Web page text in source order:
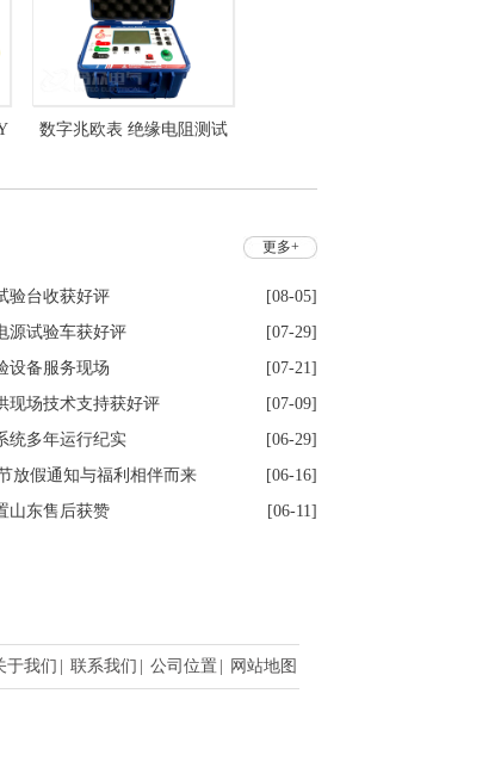
数字兆欧表 绝缘电阻测试
更多+
[08-05]
验台收获好评
[07-29]
源试验车获好评
[07-21]
设备服务现场
[07-09]
现场技术支持获好评
[06-29]
统多年运行纪实
[06-16]
放假通知与福利相伴而来
[06-11]
山东售后获赞
于我们 联系我们 公司位置 网站地图